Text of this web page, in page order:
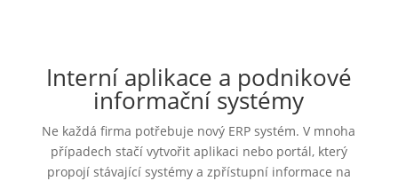
Interní aplikace a podnikové
informační systémy
Ne každá firma potřebuje nový ERP systém. V mnoha
případech stačí vytvořit aplikaci nebo portál, který
propojí stávající systémy a zpřístupní informace na